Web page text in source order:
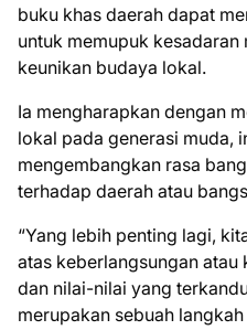
buku khas daerah dapat
untuk memupuk kesadaran
keunikan budaya lokal.
Ia mengharapkan dengan
lokal pada generasi muda,
mengembangkan rasa
terhadap daerah atau
“Yang lebih penting lagi,
atas keberlangsungan
dan nilai-nilai yang
merupakan sebuah